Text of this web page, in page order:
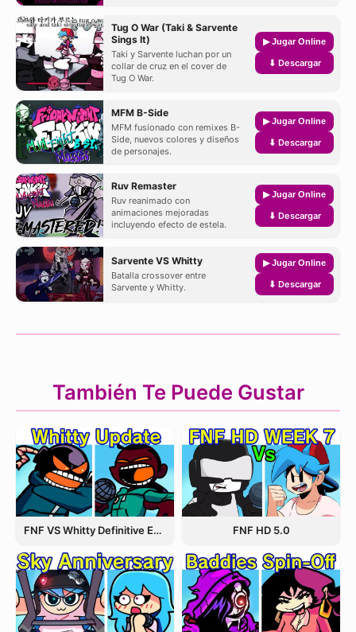
Tug O War (Taki & Sarvente
Sings It)
Taki y Sarvente luchan por un
collar de cruz en el cover de
Tug O War.
▶ Jugar Online
⬇ Descargar
MFM B-Side
MFM fusionado con remixes B-
Side, nuevos colores y diseños
de personajes.
▶ Jugar Online
⬇ Descargar
Ruv Remaster
Ruv reanimado con
animaciones mejoradas
incluyendo efecto de estela.
▶ Jugar Online
⬇ Descargar
Sarvente VS Whitty
Batalla crossover entre
Sarvente y Whitty.
▶ Jugar Online
⬇ Descargar
También Te Puede Gustar
FNF VS Whitty Definitive Edition FNF HD 5.0